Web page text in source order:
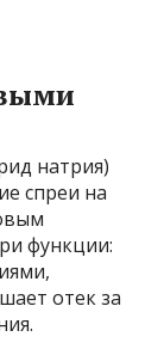
натрия)
спреи на
функции:
отек за